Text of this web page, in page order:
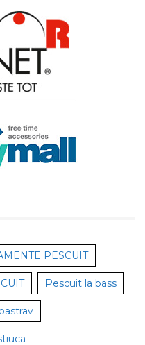
PESCUIT
Pescuit la bass